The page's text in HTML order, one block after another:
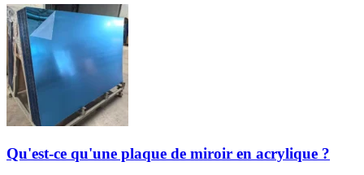
Qu'est-ce qu'une plaque de miroir en acrylique ?